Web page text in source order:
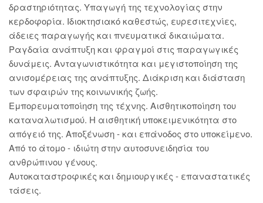
δραστηριότητας. Υπαγωγή της τεχνολογίας στην
κερδοφορία. Ιδιοκτησιακό καθεστώς, ευρεσιτεχνίες,
άδειες παραγωγής και πνευματικά δικαιώματα.
Ραγδαία ανάπτυξη και φραγμοί στις παραγωγικές
δυνάμεις. Ανταγωνιστικότητα και μεγιστοποίηση της
ανισομέρειας της ανάπτυξης. Διάκριση και διάσταση
των σφαιρών της κοινωνικής ζωής.
Εμπορευματοποίηση της τέχνης. Αισθητικοποίηση του
καταναλωτισμού. Η αισθητική υποκειμενικότητα στο
απόγειό της. Αποξένωση - και επάνοδος στο υποκείμενο.
Από το άτομο - ιδιώτη στην αυτοσυνειδησία του
ανθρώπινου γένους.
Αυτοκαταστροφικές και δημιουργικές - επαναστατικές
τάσεις.